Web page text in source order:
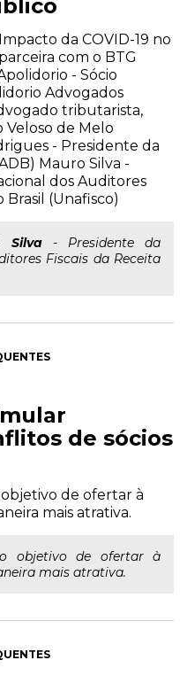
da COVID-19 no
com o BTG
- Sócio
Advogados
tributarista,
de Melo
- Presidente da
Mauro Silva -
dos Auditores
Brasil (Unafisco)
Silva- Presidente da
Fiscais da Receita
de sócios
de ofertar à
mais atrativa.
objetivo de ofertar à
mais atrativa.